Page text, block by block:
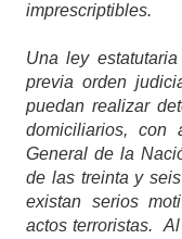
imprescriptibles.
Una ley
previa orden
puedan realizar
domiciliarios, con
General de la
de las treinta y
existan serios
actos terroristas.